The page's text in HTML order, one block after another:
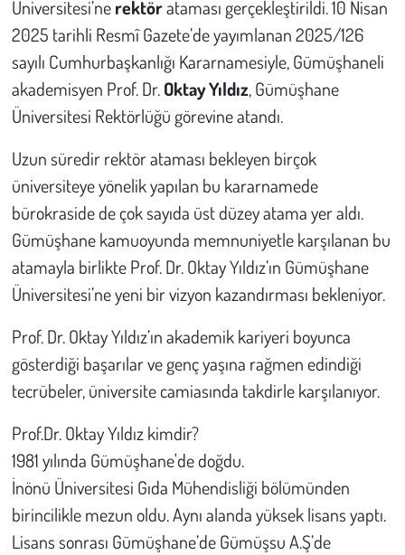
Üniversitesi’nerektörataması gerçekleştirildi. 10 Nisan
2025 tarihli Resmî Gazete’de yayımlanan 2025/126
sayılı Cumhurbaşkanlığı Kararnamesiyle, Gümüşhaneli
akademisyen Prof. Dr.Oktay Yıldız, Gümüşhane
Üniversitesi Rektörlüğü görevine atandı.
Uzun süredir rektör ataması bekleyen birçok
üniversiteye yönelik yapılan bu kararnamede
bürokraside de çok sayıda üst düzey atama yer aldı.
Gümüşhane kamuoyunda memnuniyetle karşılanan bu
atamayla birlikte Prof. Dr. Oktay Yıldız’ın Gümüşhane
Üniversitesi’ne yeni bir vizyon kazandırması bekleniyor.
Prof. Dr. Oktay Yıldız’ın akademik kariyeri boyunca
gösterdiği başarılar ve genç yaşına rağmen edindiği
tecrübeler, üniversite camiasında takdirle karşılanıyor.
Prof.Dr. Oktay Yıldız kimdir?
1981 yılında Gümüşhane'de doğdu.
İnönü Üniversitesi Gıda Mühendisliği bölümünden
birincilikle mezun oldu. Aynı alanda yüksek lisans yaptı.
Lisans sonrası Gümüşhane’de Gümüşsu A.Ş’de
Çevre
Galeri
Günün İçinden
Vefat İlanları
Tarih
Hukuk
Tarım
Son Dakika
Kent
Eğlence